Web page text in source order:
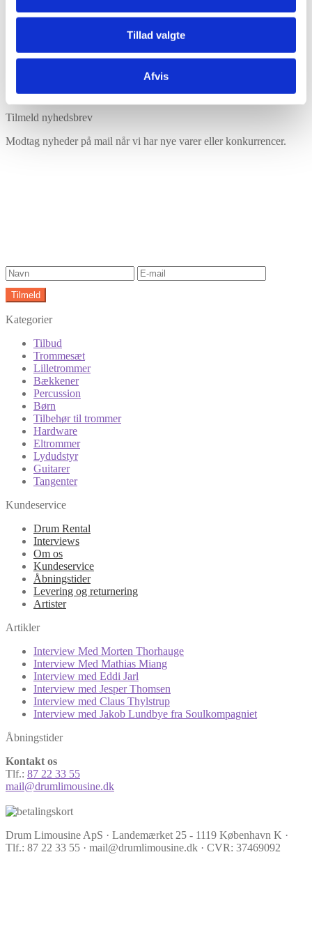
Tillad valgte
Afvis
Har du husket tilbehør?
Tilmeld nyhedsbrev
Modtag nyheder på mail når vi har nye varer eller konkurrencer.
Kategorier
Tilbud
Trommesæt
Lilletrommer
Bækkener
Percussion
Børn
Tilbehør til trommer
Hardware
Eltrommer
Lydudstyr
Guitarer
Tangenter
Kundeservice
Drum Rental
Interviews
Om os
Kundeservice
Åbningstider
Levering og returnering
Artister
Artikler
Interview Med Morten Thorhauge
Interview Med Mathias Miang
Interview med Eddi Jarl
Interview med Jesper Thomsen
Interview med Claus Thylstrup
Interview med Jakob Lundbye fra Soulkompagniet
Åbningstider
Kontakt os
Tlf.: 87 22 33 55
mail@drumlimousine.dk
Drum Limousine ApS · Landemærket 25 - 1119 København K ·
Tlf.: 87 22 33 55 · mail@drumlimousine.dk · CVR: 37469092